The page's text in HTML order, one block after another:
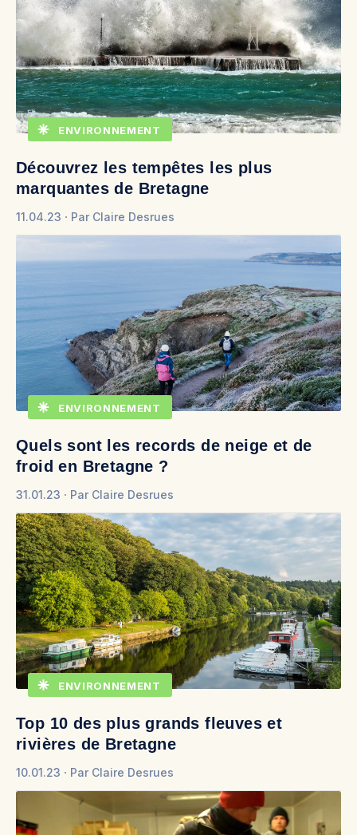
ENVIRONNEMENT
Découvrez les tempêtes les plus
marquantes de Bretagne
11.04.23 Par Claire Desrues
ENVIRONNEMENT
Quels sont les records de neige et de
froid en Bretagne ?
31.01.23 Par Claire Desrues
ENVIRONNEMENT
Top 10 des plus grands fleuves et
rivières de Bretagne
10.01.23 Par Claire Desrues